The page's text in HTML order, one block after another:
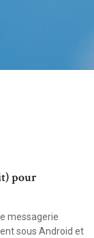
pour
messagerie
sous Android et